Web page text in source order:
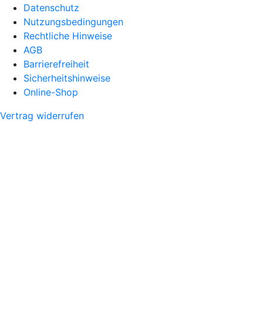
Datenschutz
Nutzungsbedingungen
Rechtliche Hinweise
AGB
Barrierefreiheit
Sicherheitshinweise
Online-Shop
Vertrag widerrufen